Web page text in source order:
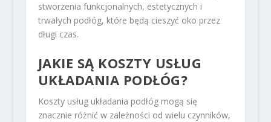
stworzenia funkcjonalnych, estetycznych i
trwałych podłóg, które będą cieszyć oko przez
długi czas.
JAKIE SĄ KOSZTY USŁUG
UKŁADANIA PODŁÓG?
Koszty usług układania podłóg mogą się
znacznie różnić w zależności od wielu czynników,